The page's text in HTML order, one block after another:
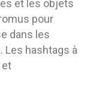
et les objets
pour
dans les
Les hashtags à
et